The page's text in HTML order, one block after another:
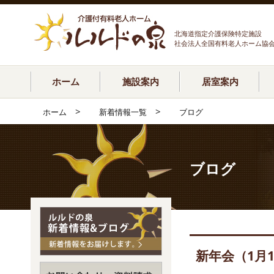
北海道指定介護保険特定施設
社会法人全国有料老人ホーム協
ホーム 施設案内 居室案内
ホーム > 新着情報一覧 > ブログ
ブログ
新年会（1月